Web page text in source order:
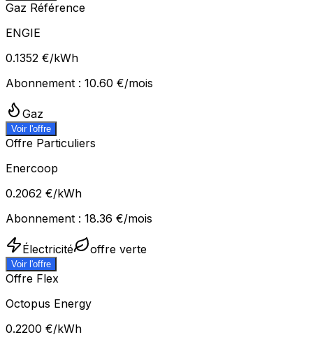
Gaz Référence
ENGIE
0.1352 €/kWh
Abonnement : 10.60 €/mois
Gaz
Voir l'offre
Offre Particuliers
Enercoop
0.2062 €/kWh
Abonnement : 18.36 €/mois
Électricité offre verte
Voir l'offre
Offre Flex
Octopus Energy
0.2200 €/kWh